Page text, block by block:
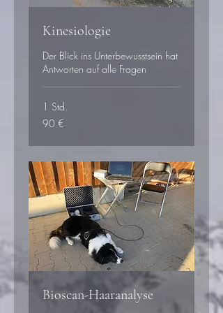
Kinesiologie
Der Blick ins Unterbewusstsein hat
Antworten auf alle Fragen
1 Std.
90
Euro
90 €
Bioscan-Haaranalyse